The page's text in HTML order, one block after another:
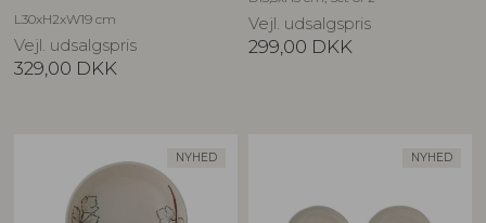
L30xH2xW19 cm
Vejl. udsalgspris
329,00 DKK
Vejl. udsalgspris
299,00 DKK
NYHED NYHED